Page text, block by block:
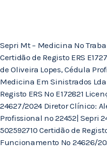
Sepri Mt – Medicina No
Certidão de Registo ERS
de Oliveira Lopes, Cédula
Medicina Em Sinistrados
Registo ERS Nº E172821
24627/2024 Diretor Clínico:
Profissional nº 22452| Sepri
502592710 Certidão de
Funcionamento Nº 24626/